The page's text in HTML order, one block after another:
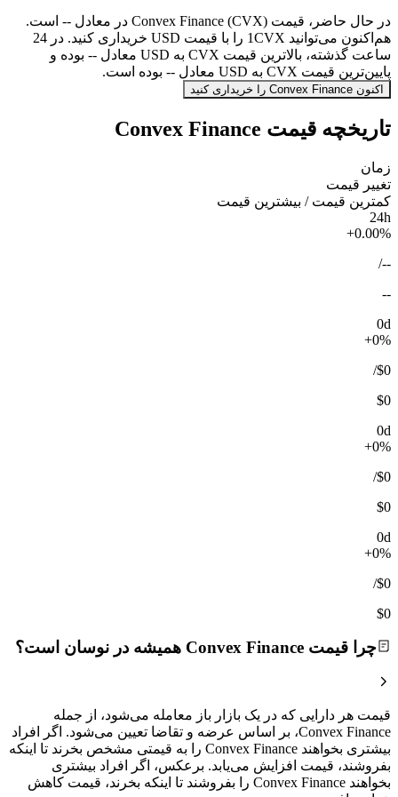
در حال حاضر، قیمت Convex Finance (CVX) در معادل -- است.
هم‌اکنون می‌توانید 1CVX را با قیمت USD خریداری کنید. در 24
ساعت گذشته، بالاترین قیمت CVX به USD معادل -- بوده و
پایین‌ترین قیمت CVX به USD معادل -- بوده است.
اکنون Convex Finance را خریداری کنید
تاریخچه قیمت Convex Finance
زمان
تغییر قیمت
کمترین قیمت / بیشترین قیمت
24h
+0.00%
--
/
--
0d
+0%
$0
/
$0
0d
+0%
$0
/
$0
0d
+0%
$0
/
$0
چرا قیمت Convex Finance همیشه در نوسان است؟
قیمت هر دارایی که در یک بازار باز معامله می‌شود، از جمله
Convex Finance، بر اساس عرضه و تقاضا تعیین می‌شود. اگر افراد
بیشتری بخواهند Convex Finance را به قیمتی مشخص بخرند تا اینکه
بفروشند، قیمت افزایش می‌یابد. برعکس، اگر افراد بیشتری
بخواهند Convex Finance را بفروشند تا اینکه بخرند، قیمت کاهش